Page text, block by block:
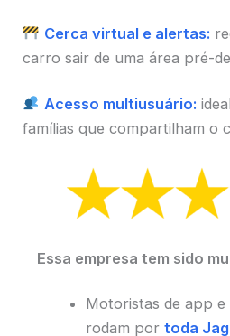
Cerca virtual e alertas:
carro sair de uma área pré-
Acesso multiusuário:
famílias que compartilham o
Essa empresa tem sido
Motoristas de app
rodam por toda